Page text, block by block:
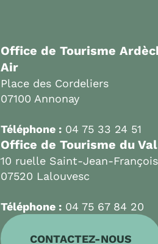
Office de Tourisme
Air
Place des Cordeliers
07100 Annonay
Téléphone : 04 75 33 24 51
Office de Tourisme du Val
10 ruelle Saint-Jean-
07520 Lalouvesc
Téléphone : 04 75 67 84 20
CONTACTEZ-NOUS